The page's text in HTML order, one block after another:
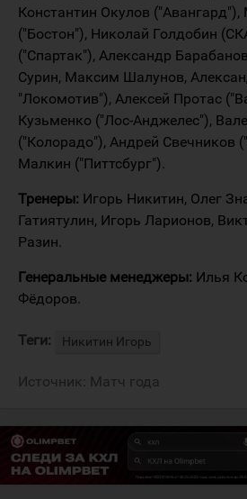
Константин Окулов
("Бостон"), Николай Голдобин
("Спартак"), Александр
Сурин, Максим Шалунов,
"Локомотив"), Алексей Протас
Кузьменко ("Лос-Анджелес"),
("Колорадо"), Андрей Свечников
Малкин ("Питтсбург").
Тренеры: Игорь Никитин, Олег
Гатиятулин, Игорь Ларионов,
Разин.
Генеральные менеджеры: Илья
Фёдоров.
Теги: Никитин Игорь
Источник: Матч года